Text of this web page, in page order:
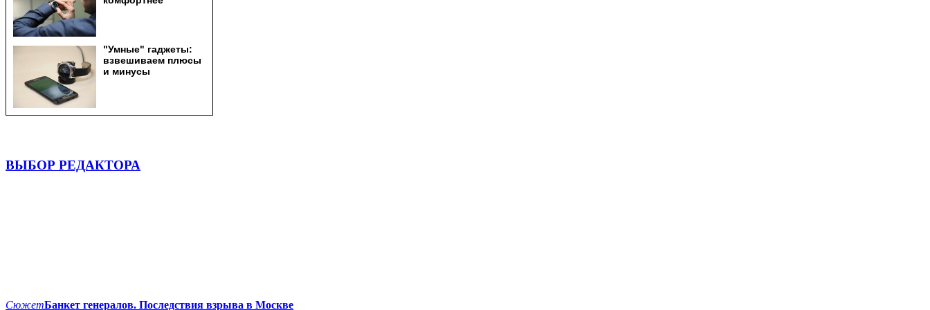
ВЫБОР РЕДАКТОРА
СюжетБанкет генералов. Последствия взрыва в Москве